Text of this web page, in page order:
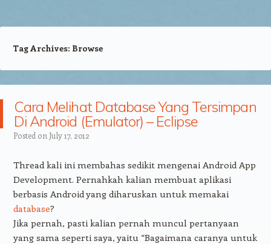
Tag Archives: Browse
Cara Melihat Database Yang Tersimpan
Di Android (Emulator) – Eclipse
Posted on July 17, 2012
Thread kali ini membahas sedikit mengenai Android App
Development. Pernahkah kalian membuat aplikasi
berbasis Android yang diharuskan untuk memakai
database?
Jika pernah, pasti kalian pernah muncul pertanyaan
yang sama seperti saya, yaitu “Bagaimana caranya untuk